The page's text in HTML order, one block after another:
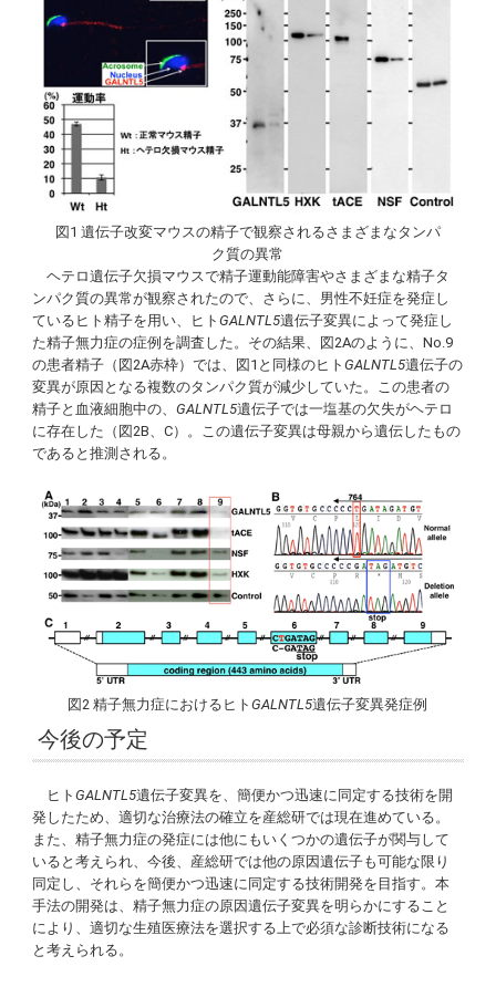
図1 遺伝子改変マウスの精子で観察されるさまざまなタンパ
ク質の異常
ヘテロ遺伝子欠損マウスで精子運動能障害やさまざまな精子タ
ンパク質の異常が観察されたので、さらに、男性不妊症を発症し
ているヒト精子を用い、ヒトGALNTL5遺伝子変異によって発症し
た精子無力症の症例を調査した。その結果、図2Aのように、No.9
の患者精子（図2A赤枠）では、図1と同様のヒトGALNTL5遺伝子の
変異が原因となる複数のタンパク質が減少していた。この患者の
精子と血液細胞中の、GALNTL5遺伝子では一塩基の欠失がヘテロ
に存在した（図2B、C）。この遺伝子変異は母親から遺伝したもの
であると推測される。
図2 精子無力症におけるヒトGALNTL5遺伝子変異発症例
今後の予定
ヒトGALNTL5遺伝子変異を、簡便かつ迅速に同定する技術を開
発したため、適切な治療法の確立を産総研では現在進めている。
また、精子無力症の発症には他にもいくつかの遺伝子が関与して
いると考えられ、今後、産総研では他の原因遺伝子も可能な限り
同定し、それらを簡便かつ迅速に同定する技術開発を目指す。本
手法の開発は、精子無力症の原因遺伝子変異を明らかにすること
により、適切な生殖医療法を選択する上で必須な診断技術になる
と考えられる。